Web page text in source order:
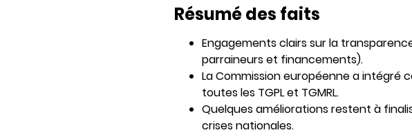
Résumé des faits
Engagements clairs sur la
parraineurs et financements).
La Commission européenne a
toutes les TGPL et TGMRL.
Quelques améliorations restent à
crises nationales.